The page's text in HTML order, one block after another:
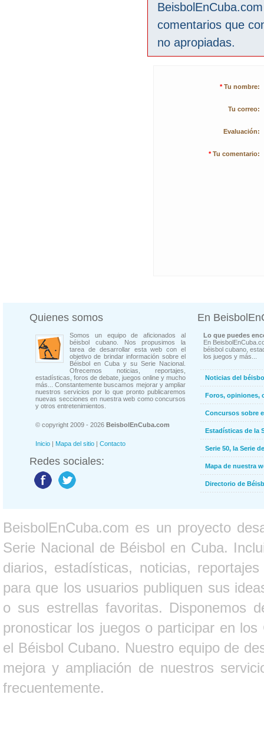
comentarios que
no apropiadas.
* Tu nombre:
Tu correo:
Evaluación:
* Tu comentario:
Quienes somos
Somos un equipo de aficionados al
béisbol cubano. Nos propusimos la
tarea de desarrollar esta web con el
objetivo de brindar información sobre el
Béisbol en Cuba y su Serie Nacional.
Ofrecemos noticias, reportajes,
estadísticas, foros de debate, juegos online y mucho
más... Constantemente buscamos mejorar y ampliar
nuestros servicios por lo que pronto publicaremos
nuevas secciones en nuestra web como concursos
y otros entretenimientos.
© copyright 2009 - 2026 BeisbolEnCuba.com
Inicio | Mapa del sitio | Contacto
Redes sociales:
En
Lo que puedes
En
béisbol cubano,
los juegos y más...
Noticias del
Foros, opiniones,
Concursos sobre
Estadísticas de la
Serie 50, la Serie
Mapa de nuestra
Directorio de
BeisbolEnCuba.com es un proyecto
Serie Nacional de Béisbol en Cuba.
diarios, estadísticas, noticias,
para que los usuarios publiquen sus
o sus estrellas favoritas. Disponemos
pronosticar los juegos o participar en
el Béisbol Cubano. Nuestro equipo de
mejora y ampliación de nuestros
frecuentemente.